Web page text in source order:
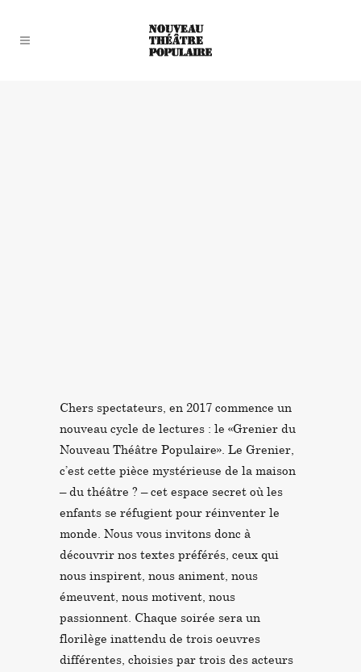
Chers spectateurs, en 2017 commence un
nouveau cycle de lectures : le «Grenier du
Nouveau Théâtre Populaire». Le Grenier,
c’est cette pièce mystérieuse de la maison
– du théâtre ? – cet espace secret où les
enfants se réfugient pour réinventer le
monde. Nous vous invitons donc à
découvrir nos textes préférés, ceux qui
nous inspirent, nous animent, nous
émeuvent, nous motivent, nous
passionnent. Chaque soirée sera un
florilège inattendu de trois oeuvres
différentes, choisies par trois des acteurs